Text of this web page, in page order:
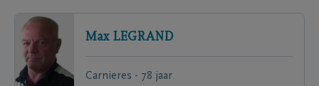
Max LEGRAND
Carnieres - 78 jaar